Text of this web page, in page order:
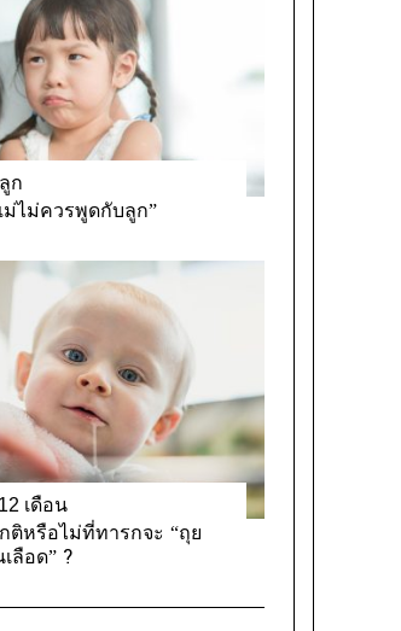
ก
ไม่ควรพูดกับลูก”
เดือน
ติหรือไม่ที่ทารกจะ “ถุย
ลือด” ?